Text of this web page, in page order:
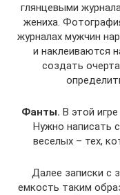
глянцевыми
жениха.
журналах мужчин
и наклеиваются
создать
Фанты. В этой
Нужно написать
веселых – тех,
Далее записки с
емкость таким